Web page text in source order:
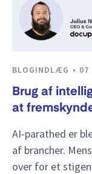
BLOGINDLÆG 07
Brug af
at
AI-parathed er
af brancher.
over for et